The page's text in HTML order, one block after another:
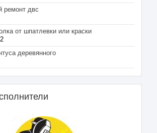
ремонт двс
от шпатлевки или краски
деревянного